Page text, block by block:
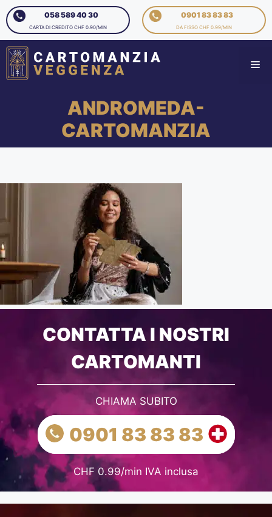
058 589 40 30
CARTA DI CREDITO CHF 0.90/MIN
0901 83 83 83
DA FISSO CHF 0.99/MIN
ANDROMEDA-
CARTOMANZIA
CONTATTA I NOSTRI
CARTOMANTI
CHIAMA SUBITO
0901 83 83 83
CHF 0.99/min IVA inclusa